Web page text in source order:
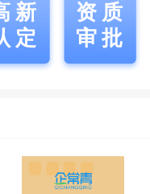
新
定
资质
审批